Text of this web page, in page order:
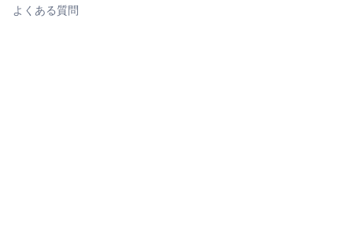
よくある質問